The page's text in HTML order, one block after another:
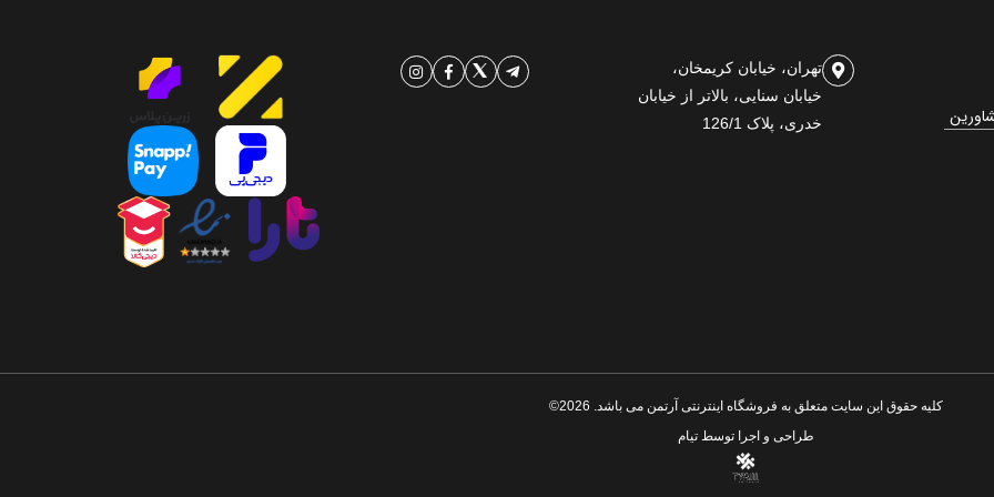
تهران، خیابان کریمخان،
خیابان سنایی، بالاتر از خیابان
خدری، پلاک 126/1
کلیه حقوق این سایت متعلق به فروشگاه اینترنتی آرتمن می باشد. 2026©
طراحی و اجرا توسطتیام